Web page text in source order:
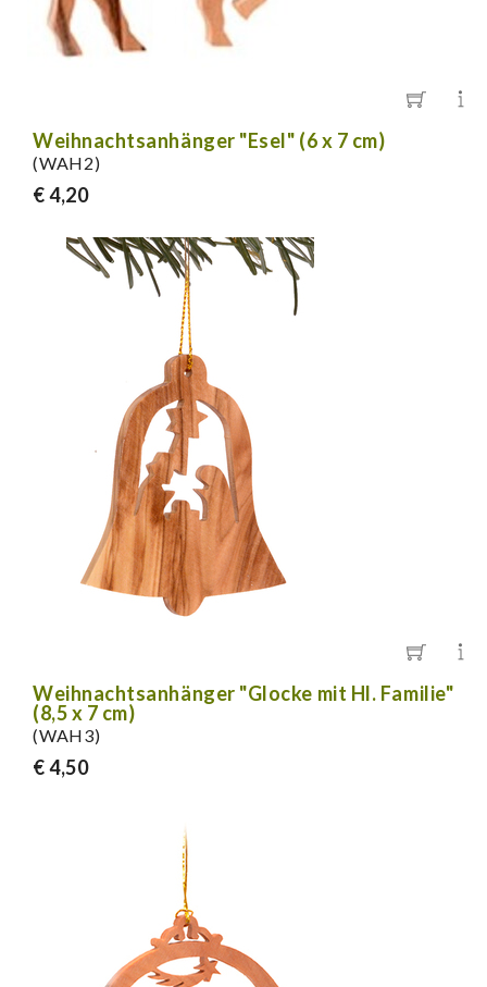
Weihnachtsanhänger "Esel" (6 x 7 cm)
(WAH2)
€ 4,20
Weihnachtsanhänger "Glocke mit Hl. Familie"
(8,5 x 7 cm)
(WAH3)
€ 4,50